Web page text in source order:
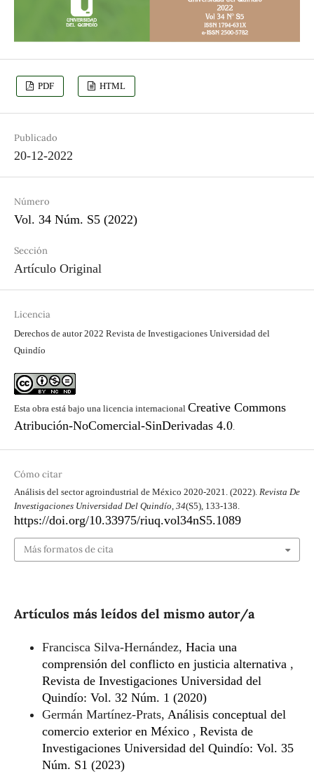
PDF HTML
Publicado
20-12-2022
Número
Vol. 34 Núm. S5 (2022)
Sección
Artículo Original
Licencia
Derechos de autor 2022 Revista de Investigaciones Universidad del
Quindío
Esta obra está bajo una licencia internacional Creative Commons
Atribución-NoComercial-SinDerivadas 4.0.
Cómo citar
Análisis del sector agroindustrial de México 2020-2021. (2022). Revista De
Investigaciones Universidad Del Quindío 34(S5), 133-138.
https://doi.org/10.33975/riuq.vol34nS5.1089
Más formatos de cita
Artículos más leídos del mismo autor/a
Francisca Silva-Hernández, Hacia una
comprensión del conflicto en justicia alternativa ,
Revista de Investigaciones Universidad del
Quindío: Vol. 32 Núm. 1 (2020)
Germán Martínez-Prats, Análisis conceptual del
comercio exterior en México , Revista de
Investigaciones Universidad del Quindío: Vol. 35
Núm. S1 (2023)